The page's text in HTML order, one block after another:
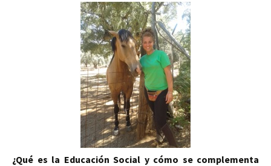
¿Qué es la Educación Social y cómo se complementa